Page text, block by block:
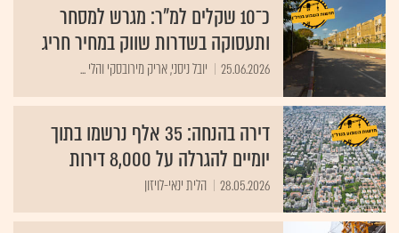
כ־10 שקלים למ"ר: מגרש למסחר
ותעסוקה בשדרות שווק במחיר חריג
25.06.2026 יובל ניסני, אריק מירובסקי והלי ...
דירה בהנחה: 35 אלף נרשמו בתוך
יומיים להגרלה על 8,000 דירות
28.05.2026 הלית ינאי-לויזון